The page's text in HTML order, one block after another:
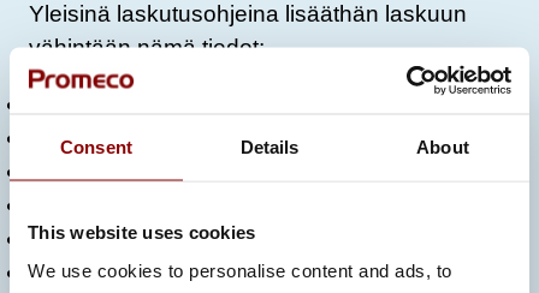
Consent Details About
This website uses cookies
We use cookies to personalise content and ads, to
Yleisinä laskutusohjeina lisääthän laskuun
vähintään nämä tiedot:
laskun päivämäärä
ostettuja tavaroita
erääntyvä kokonaissumma ja valuutta